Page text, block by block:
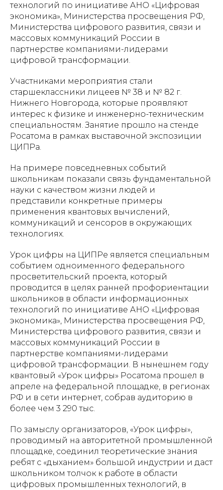
технологий по инициативе АНО «Цифровая
экономика», Министерства просвещения РФ,
Министерства цифрового развития, связи и
массовых коммуникаций России в
партнерстве компаниями-лидерами
цифровой трансформации.
Участниками мероприятия стали
старшеклассники лицеев № 38 и № 82 г.
Нижнего Новгорода, которые проявляют
интерес к физике и инженерно-техническим
специальностям. Занятие прошло на стенде
Росатома в рамках выставочной экспозиции
ЦИПРа.
На примере повседневных событий
школьникам показали связь фундаментальной
науки с качеством жизни людей и
представили конкретные примеры
применения квантовых вычислений,
коммуникаций и сенсоров в окружающих
технологиях.
Урок цифры на ЦИПРе является специальным
событием одноименного федерального
просветительский проекта, который
проводится в целях ранней профориентации
школьников в области информационных
технологий по инициативе АНО «Цифровая
экономика», Министерства просвещения РФ,
Министерства цифрового развития, связи и
массовых коммуникаций России в
партнерстве компаниями-лидерами
цифровой трансформации. В нынешнем году
квантовый «Урок цифры» Росатома прошел в
апреле на федеральной площадке, в регионах
РФ и в сети интернет, собрав аудиторию в
более чем 3 290 тыс.
По замыслу организаторов, «Урок цифры»,
проводимый на авторитетной промышленной
площадке, соединил теоретические знания
ребят с «дыханием» большой индустрии и даст
школьником толчок к работе в области
цифровых промышленных технологий, в